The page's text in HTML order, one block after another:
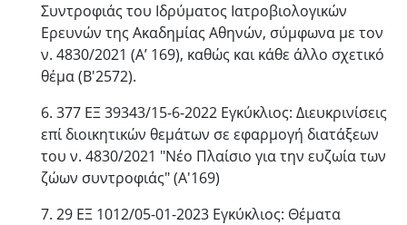
Συντροφιάς του Ιδρύματος Ιατροβιολογικών
Ερευνών της Ακαδημίας Αθηνών, σύμφωνα με τον
ν. 4830/2021 (Α’ 169), καθώς και κάθε άλλο σχετικό
θέμα (Β'2572).
6. 377 ΕΞ 39343/15-6-2022 Εγκύκλιος: Διευκρινίσεις
επί διοικητικών θεμάτων σε εφαρμογή διατάξεων
του ν. 4830/2021 "Νέο Πλαίσιο για την ευζωία των
ζώων συντροφιάς" (Α'169)
7. 29 ΕΞ 1012/05-01-2023 Εγκύκλιος: Θέματα